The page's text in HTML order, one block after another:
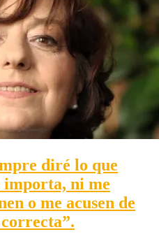
diré lo que
importa, ni me
o me acusen de